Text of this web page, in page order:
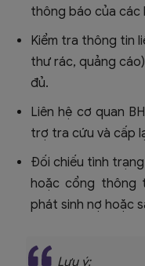
thông báo của các
Kiểm tra thông tin
thư rác, quảng
đủ.
Liên hệ cơ quan
trợ tra cứu và cấp
Đối chiếu tình
hoặc cổng thông
phát sinh nợ hoặc
Lưu ý: